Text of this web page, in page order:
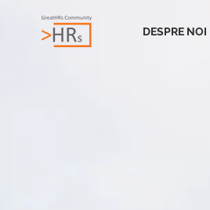
DESPRE NOI